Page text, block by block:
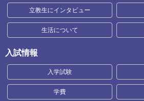
立教生にインタビュー
生活について
入試情報
入学試験
学費